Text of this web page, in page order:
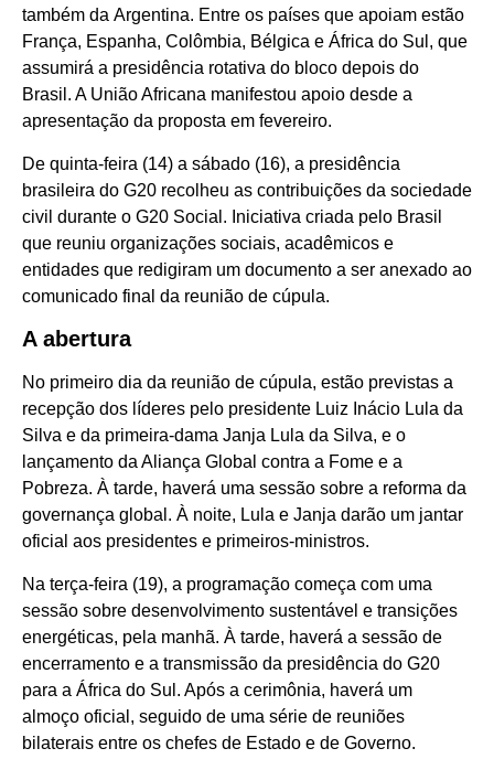
também da Argentina. Entre os países que apoiam estão
França, Espanha, Colômbia, Bélgica e África do Sul, que
assumirá a presidência rotativa do bloco depois do
Brasil. A União Africana manifestou apoio desde a
apresentação da proposta em fevereiro.
De quinta-feira (14) a sábado (16), a presidência
brasileira do G20 recolheu as contribuições da sociedade
civil durante o G20 Social. Iniciativa criada pelo Brasil
que reuniu organizações sociais, acadêmicos e
entidades que redigiram um documento a ser anexado ao
comunicado final da reunião de cúpula.
A abertura
No primeiro dia da reunião de cúpula, estão previstas a
recepção dos líderes pelo presidente Luiz Inácio Lula da
Silva e da primeira-dama Janja Lula da Silva, e o
lançamento da Aliança Global contra a Fome e a
Pobreza. À tarde, haverá uma sessão sobre a reforma da
governança global. À noite, Lula e Janja darão um jantar
oficial aos presidentes e primeiros-ministros.
Na terça-feira (19), a programação começa com uma
sessão sobre desenvolvimento sustentável e transições
energéticas, pela manhã. À tarde, haverá a sessão de
encerramento e a transmissão da presidência do G20
para a África do Sul. Após a cerimônia, haverá um
almoço oficial, seguido de uma série de reuniões
bilaterais entre os chefes de Estado e de Governo.